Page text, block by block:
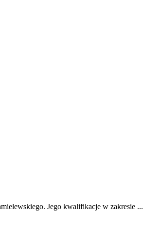
Jego kwalifikacje w zakresie ...